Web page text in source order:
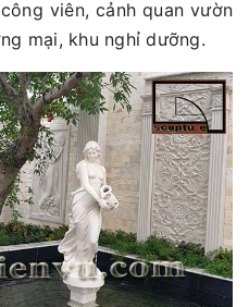
viên, cảnh quan vườn
mại, khu nghỉ dưỡng.